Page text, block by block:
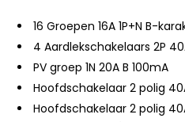
16 Groepen 16A 1P+N B-
4 Aardlekschakelaars 2P
PV groep 1N 20A B 100mA
Hoofdschakelaar 2 polig
Hoofdschakelaar 2 polig